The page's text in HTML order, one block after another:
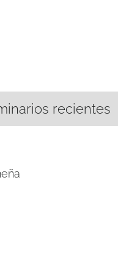
recientes